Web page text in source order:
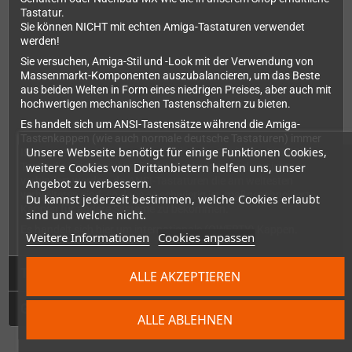
Unsere Webseite benötigt für einige Funktionen Cookies,
weitere Cookies von Drittanbietern helfen uns, unser
Angebot zu verbessern.
Du kannst jederzeit bestimmen, welche Cookies erlaubt
sind und welche nicht.
Weitere Informationen Cookies anpassen
ALLE ABLEHNEN
ALLE AKZEPTIEREN
Tastatur.
Sie können NICHT mit echten Amiga-Tastaturen verwendet
werden!
Sie versuchen, Amiga-Stil und -Look mit der Verwendung von
Massenmarkt-Komponenten auszubalancieren, um das Beste
aus beiden Welten in Form eines niedrigen Preises, aber auch mit
hochwertigen mechanischen Tastenschaltern zu bieten.
Es handelt sich um ANSI-Tastensätze während die Amiga-
ISO waren. Der Hauptunterschied ist die Größe der RETURN-
Taste, die bei ISO viel größer ist. Leider konnte dies nicht
verhindert werden, da ANSI-Tastaturen die am weitesten
verbreiteten sind, so dass es schwierig ist, maßgeschneiderte
Kappen für andere Systeme zu bekommen.